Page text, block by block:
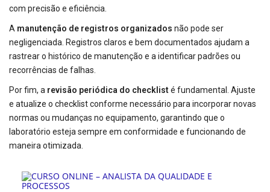
com precisão e eficiência.
A manutenção de registros organizados não pode ser
negligenciada. Registros claros e bem documentados ajudam a
rastrear o histórico de manutenção e a identificar padrões ou
recorrências de falhas.
Por fim, a revisão periódica do checklisté fundamental. Ajuste
e atualize o checklist conforme necessário para incorporar novas
normas ou mudanças no equipamento, garantindo que o
laboratório esteja sempre em conformidade e funcionando de
maneira otimizada.